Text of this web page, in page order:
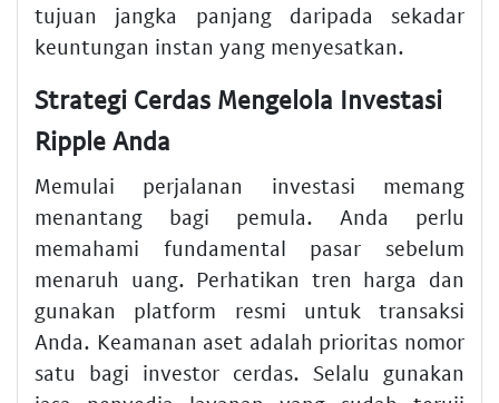
tujuan jangka panjang daripada sekadar
keuntungan instan yang menyesatkan.
Strategi Cerdas Mengelola Investasi
Ripple Anda
Memulai perjalanan investasi memang
menantang bagi pemula. Anda perlu
memahami fundamental pasar sebelum
menaruh uang. Perhatikan tren harga dan
gunakan platform resmi untuk transaksi
Anda. Keamanan aset adalah prioritas nomor
satu bagi investor cerdas. Selalu gunakan